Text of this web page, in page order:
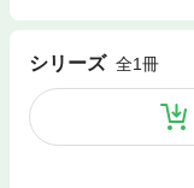
シリーズ 全1冊